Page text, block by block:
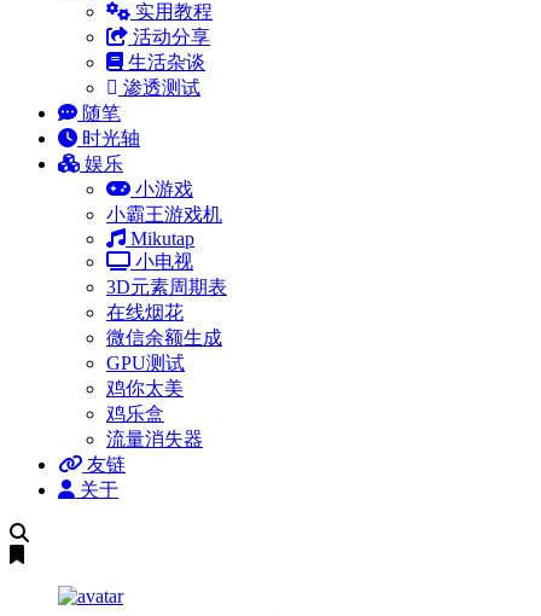
实用教程
活动分享
生活杂谈
渗透测试
随笔
时光轴
娱乐
小游戏
小霸王游戏机
Mikutap
小电视
3D元素周期表
在线烟花
微信余额生成
GPU测试
鸡你太美
鸡乐盒
流量消失器
友链
关于